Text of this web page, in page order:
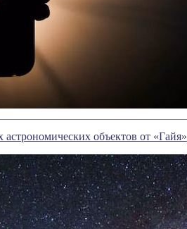
объектов от «Гайя»